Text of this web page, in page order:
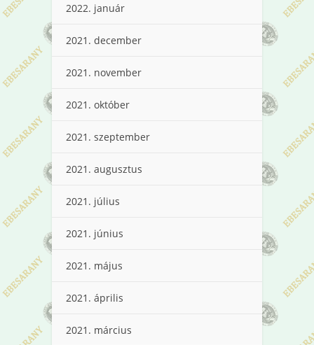
2022. január
2021. december
2021. november
2021. október
2021. szeptember
2021. augusztus
2021. július
2021. június
2021. május
2021. április
2021. március